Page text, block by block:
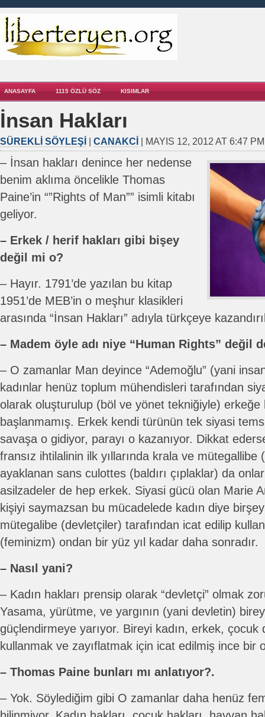
ANASAYFA 1115 ÖZLÜ SÖZ KISIMLAR
İnsan Hakları
SÜREKLI SÖYLEŞI | CANAKCI | MAYIS 12, 2012 AT 6:47 PM
– İnsan hakları denince her nedense
benim aklıma öncelikle Thomas
Paine’in “”Rights of Man”” isimli kitabı
geliyor.
– Erkek / herif hakları gibi bişey
değil mi o?
– Hayır. 1791’de yazılan bu kitap
1951’de MEB’in o meşhur klasikleri
arasında “İnsan Hakları” adıyla türkçeye
– Madem öyle adı niye “Human Rights” değil
– O zamanlar Man deyince “Ademoğlu” (yani
kadınlar henüz toplum mühendisleri tarafından
olarak oluşturulup (böl ve yönet tekniğiyle) erkeğe
başlanmamış. Erkek kendi türünün tek siyasi
savaşa o gidiyor, parayı o kazanıyor. Dikkat
fransız ihtilalinin ilk yıllarında krala ve mütegallibe
ayaklanan sans culottes (baldırı çıplaklar) da
asilzadeler de hep erkek. Siyasi gücü olan Marie
kişiyi saymazsan bu mücadelede kadın diye
mütegalibe (devletçiler) tarafından icat edilip
(feminizm) ondan bir yüz yıl kadar daha sonradır.
– Nasıl yani?
– Kadın hakları prensip olarak “devletçi” olmak
Yasama, yürütme, ve yargının (yani devletin)
güçlendirmeye yarıyor. Bireyi kadın, erkek, çocuk
kullanmak ve zayıflatmak için icat edilmiş ince bir
– Thomas Paine bunları mı anlatıyor?.
– Yok. Söylediğim gibi O zamanlar daha henüz